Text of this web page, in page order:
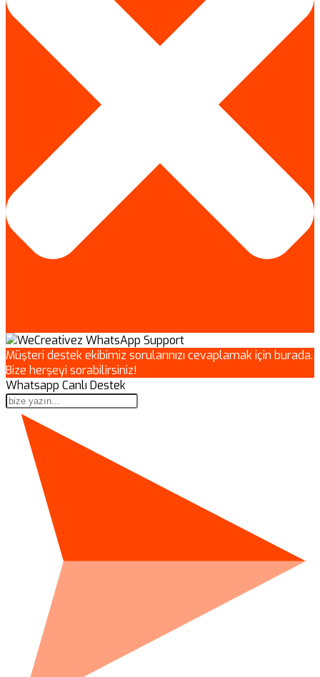
Müşteri destek ekibimiz sorularınızı cevaplamak için burada.
Bize herşeyi sorabilirsiniz!
Whatsapp Canlı Destek